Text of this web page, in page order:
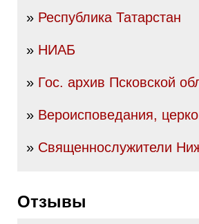
» Республика Татарстан
» НИАБ
» Гос. архив Псковской
» Вероисповедания,
» Священнослужители
Отзывы